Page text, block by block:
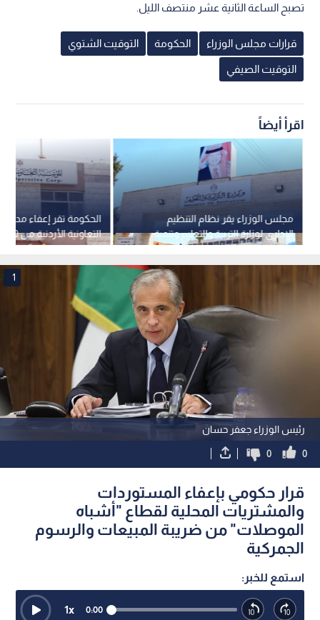
تصبح الساعة الثانية عشر منتصف الليل.
قرارات مجلس الوزراء الحكومة التوقيت الشتوي
التوقيت الصيفي
اقرأ أيضاً
الحكومة تقر إعفاء
الغرامات والفوائد
التسديد قبل نهاية 2026
مجلس الوزراء يقر نظام التنظيم
الإداري لوزارة التربية والتعليم وتنمية
الموارد البشرية
رئيس الوزراء جعفر حسان
1
0
0
قرار حكومي بإعفاء المستوردات
والمشتريات المحلية لقطاع "أشباه
الموصلات" من ضريبة المبيعات والرسوم
الجمركية
استمع للخبر:
0:00
1x